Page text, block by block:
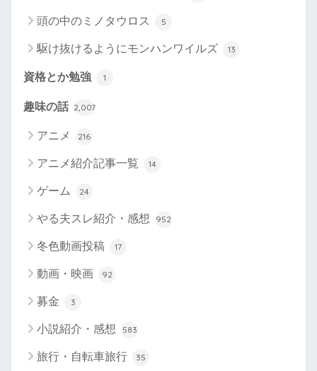
頭の中のミノタウロス 5
駆け抜けるようにモンハンワイルズ 13
資格とか勉強 1
趣味の話 2,007
アニメ 216
アニメ紹介記事一覧 14
ゲーム 24
やる夫スレ紹介・感想 952
冬色動画投稿 17
動画・映画 92
募金 3
小説紹介・感想 583
旅行・自転車旅行 35